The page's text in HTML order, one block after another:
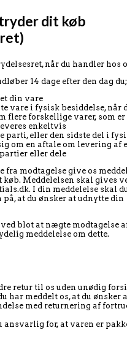
dit køb
når du handler hos
14 dage efter den dag du;
din vare
vare i fysisk besiddelse, når
flere forskellige varer, som
enkeltvis
parti, eller den sidste del i
om en aftale om levering af
eller dele
fra modtagelse give os
Meddelelsen skal gives
I din meddelelse skal
at du ønsker at udnytte din
blot at nægte modtagelse
meddelelse om dette.
retur til os uden unødig
har meddelt os, at du
med returnering af
ansvarlig for, at varen er